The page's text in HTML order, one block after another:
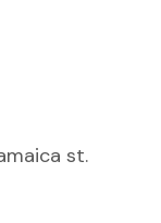
st.